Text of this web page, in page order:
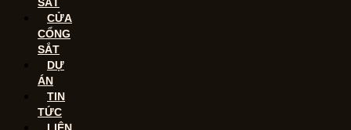
CỬA
CỔNG
SẮT
DỰ
ÁN
TIN
TỨC